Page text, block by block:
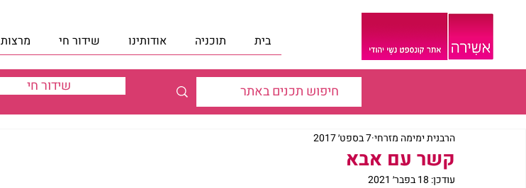
בית תוכניה אודותינו שידור חי מרצות
שידור חי
קשר עם אבא
הרבנית ימימה מזרחי7 בספט׳ 2017
עודכן: 18 בפבר׳ 2021